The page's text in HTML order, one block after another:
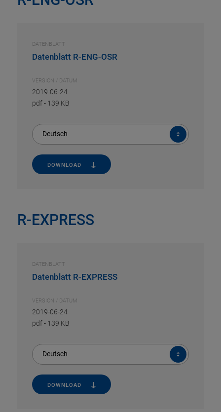
DATENBLATT
Datenblatt R-ENG-OSR
VERSION / DATUM
2019-06-24
pdf- 139 KB
Deutsch
DOWNLOAD
R-EXPRESS
DATENBLATT
Datenblatt R-EXPRESS
VERSION / DATUM
2019-06-24
pdf- 139 KB
Deutsch
DOWNLOAD